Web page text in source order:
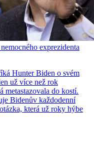
exprezidenta
Hunter Biden o svém
už více než rok
metastazovala do kostí.
Bidenův každodenní
která už roky hýbe